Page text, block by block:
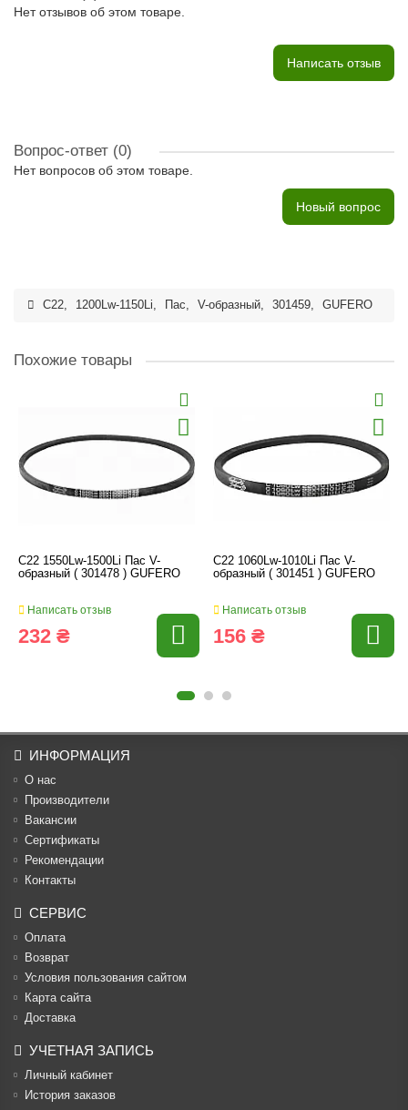
Нет отзывов об этом товаре.
Написать отзыв
Вопрос-ответ (0)
Нет вопросов об этом товаре.
Новый вопрос
C22, 1200Lw-1150Li, Пас, V-образный, 301459, GUFERO
Похожие товары
C22 1550Lw-1500Li Пас V-
образный ( 301478 ) GUFERO
Написать отзыв
232 ₴
C22 1060Lw-1010Li Пас V-
образный ( 301451 ) GUFERO
Написать отзыв
156 ₴
ИНФОРМАЦИЯ
О нас
Производители
Вакансии
Cертификаты
Рекомендации
Контакты
СЕРВИС
Оплата
Возврат
Условия пользования сайтом
Карта сайта
Доставка
УЧЕТНАЯ ЗАПИСЬ
Личный кабинет
История заказов